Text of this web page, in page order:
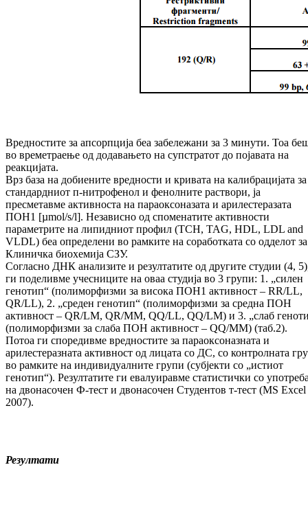
Вредностите за апсорпција беа забележани за 3 минути. Тоа
во времетраење од додавањето на супстратот до појавата на
реакцијата.
Врз база на добиените вредности и кривата на калибрацијата за
стандардниот п-нитрофенол и фенолните раствори, ја
пресметавме активноста на параоксоназата и арилестеразата
ПОН1 [µmol/s/l]. Независно од споменатите активности
параметрите на липидниот профил (TCH, TAG, HDL, LDL and
VLDL) беа определени во рамките на соработката со одделот за
Клиничка биохемија СЗУ.
Согласно ДНК анализите и резултатите од другите студии (4,
ги поделивме учесниците на оваа студија во 3 групи: 1. „силен
генотип“ (полиморфизми за висока ПОН1 активност – RR/LL,
QR/LL), 2. „среден генотип“ (полиморфизми за средна ПОН
активност – QR/LM, QR/MM, QQ/LL, QQ/LM) и 3. „слаб
(полиморфизми за слаба ПОН активност – QQ/MM) (таб.2).
Потоа ги споредивме вредностите за параоксоназната и
арилестеразната активност од лицата со ДС, со контролната
во рамките на индивидуалните групи (субјекти со „истиот
генотип“). Резултатите ги евалуиравме статистички со
на двонасочен Ф-тест и двонасочен Студентов т-тест (MS Excel
2007).
Резултати